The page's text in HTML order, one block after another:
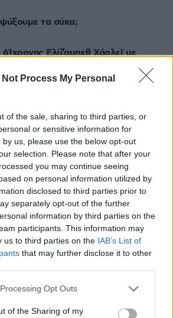
Not Process My Personal
of the sale, sharing to third parties, or
or sensitive information for
us, please use the below opt-out
selection. Please note that after your
you may continue seeing
on personal information utilized by
disclosed to third parties prior to
separately opt-out of the further
information by third parties on the
participants. This information may
us to third parties on the IAB’s List of
that may further disclose it to other
website/app uses one or more Google
or usage behaviour. You may click to
Opt Outs
of the Sharing of my
τα σύκα;
Ελίζαμπεθ Χάρλεϊ με
τον άφησε ελεύθερο
της Νάξου
στα χωριά, τα τοπία και τα
λέει ο Μασκ για πολιτικό που
το X σε προεκλογικές περιόδους
τους ψηφοφόρους